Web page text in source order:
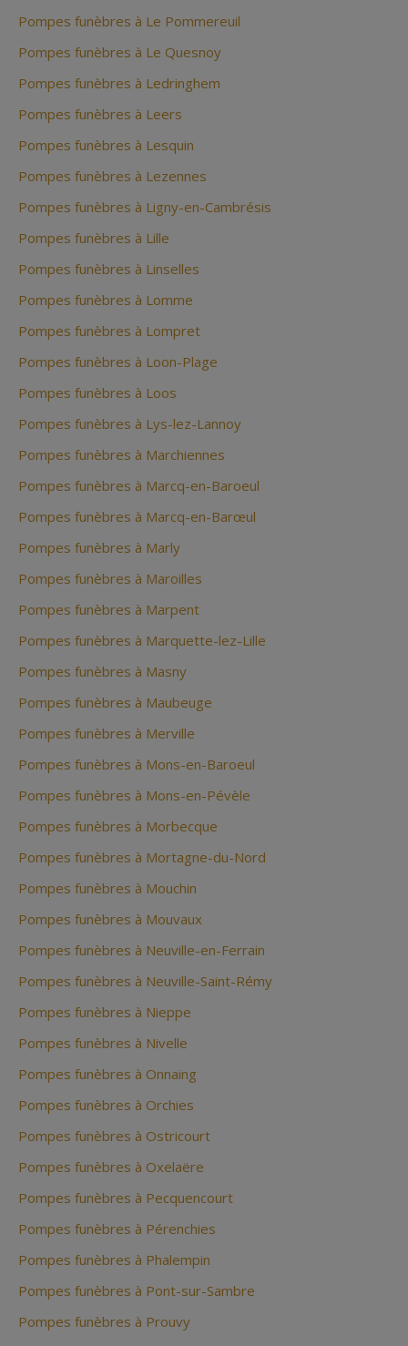
Pompes funèbres à Le Pommereuil
Pompes funèbres à Le Quesnoy
Pompes funèbres à Ledringhem
Pompes funèbres à Leers
Pompes funèbres à Lesquin
Pompes funèbres à Lezennes
Pompes funèbres à Ligny-en-Cambrésis
Pompes funèbres à Lille
Pompes funèbres à Linselles
Pompes funèbres à Lomme
Pompes funèbres à Lompret
Pompes funèbres à Loon-Plage
Pompes funèbres à Loos
Pompes funèbres à Lys-lez-Lannoy
Pompes funèbres à Marchiennes
Pompes funèbres à Marcq-en-Baroeul
Pompes funèbres à Marcq-en-Barœul
Pompes funèbres à Marly
Pompes funèbres à Maroilles
Pompes funèbres à Marpent
Pompes funèbres à Marquette-lez-Lille
Pompes funèbres à Masny
Pompes funèbres à Maubeuge
Pompes funèbres à Merville
Pompes funèbres à Mons-en-Baroeul
Pompes funèbres à Mons-en-Pévèle
Pompes funèbres à Morbecque
Pompes funèbres à Mortagne-du-Nord
Pompes funèbres à Mouchin
Pompes funèbres à Mouvaux
Pompes funèbres à Neuville-en-Ferrain
Pompes funèbres à Neuville-Saint-Rémy
Pompes funèbres à Nieppe
Pompes funèbres à Nivelle
Pompes funèbres à Onnaing
Pompes funèbres à Orchies
Pompes funèbres à Ostricourt
Pompes funèbres à Oxelaëre
Pompes funèbres à Pecquencourt
Pompes funèbres à Pérenchies
Pompes funèbres à Phalempin
Pompes funèbres à Pont-sur-Sambre
Pompes funèbres à Prouvy